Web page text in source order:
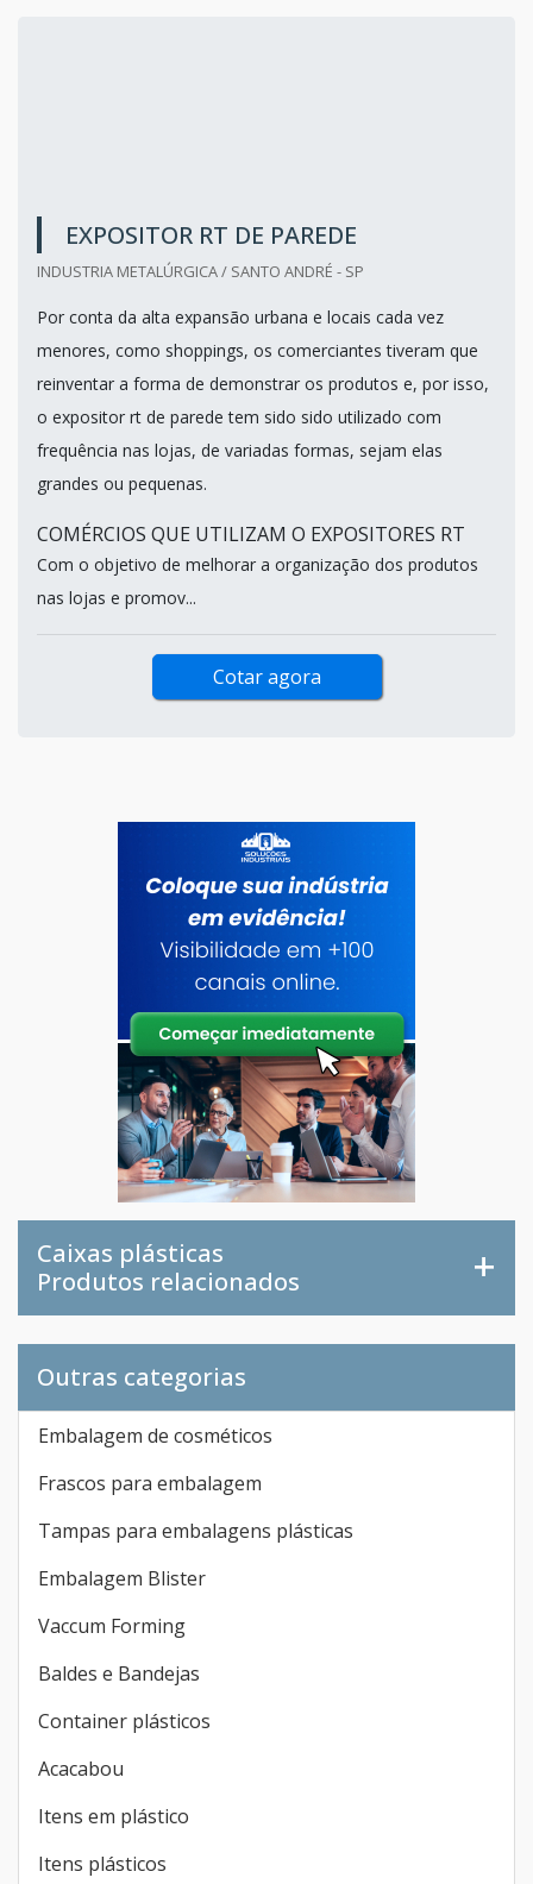
EXPOSITOR RT DE PAREDE
INDUSTRIA METALÚRGICA / SANTO ANDRÉ - SP
Por conta da alta expansão urbana e locais cada vez
menores, como shoppings, os comerciantes tiveram que
reinventar a forma de demonstrar os produtos e, por isso,
o expositor rt de parede tem sido sido utilizado com
frequência nas lojas, de variadas formas, sejam elas
grandes ou pequenas.
COMÉRCIOS QUE UTILIZAM O EXPOSITORES RT
Com o objetivo de melhorar a organização dos produtos
nas lojas e promov...
Cotar agora
Caixas plásticas
Produtos relacionados
Outras categorias
Embalagem de cosméticos
Frascos para embalagem
Tampas para embalagens plásticas
Embalagem Blister
Vaccum Forming
Baldes e Bandejas
Container plásticos
Acacabou
Itens em plástico
Itens plásticos